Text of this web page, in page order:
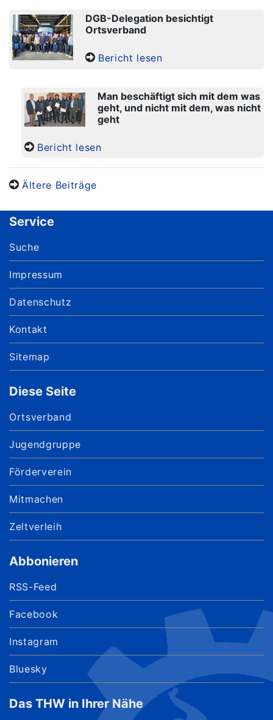
DGB-Delegation besichtigt
Ortsverband
Bericht lesen
Man beschäftigt sich mit dem was
geht, und nicht mit dem, was nicht
geht
Bericht lesen
Ältere Beiträge
Service
Suche
Impressum
Datenschutz
Kontakt
Sitemap
Diese Seite
Ortsverband
Jugendgruppe
Förderverein
Mitmachen
Zeltverleih
Abbonieren
RSS-Feed
Facebook
Instagram
Bluesky
Das THW in Ihrer Nähe